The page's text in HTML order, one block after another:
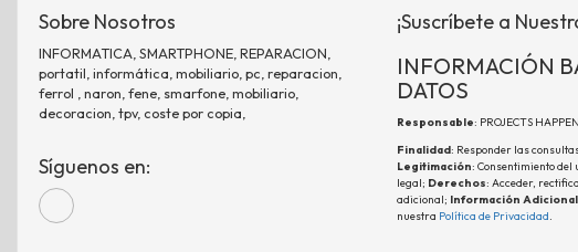
Sobre Nosotros
INFORMATICA, SMARTPHONE, REPARACION,
portatil, informática, mobiliario, pc, reparacion,
ferrol , naron, fene, smarfone, mobiliario,
decoracion, tpv, coste por copia,
Síguenos en:
¡Suscríbete a
INFORMACIÓN
DATOS
Responsable: PROJECTS
Finalidad: Responder las
Legitimación: Consentimiento del
legal; Derechos: Acceder,
adicional; Información Adicional
nuestra Política de Privacidad.